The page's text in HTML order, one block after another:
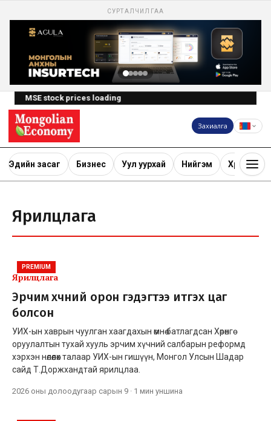
СУРТАЛЧИЛГАА
MSE stock prices loading
Захиалга
Эдийн засаг Бизнес Уул уурхай Нийгэм Хөрөнгө
Ярилцлага
PREMIUM
Ярилцлага
Эрчим хүчний орон гэдэгтээ итгэх цаг
болсон
УИХ-ын хаврын чуулган хаагдахын өмнө батлагдсан Хөрөнгө
оруулалтын тухай хууль эрчим хүчний салбарын реформд
хэрхэн нөлөөлөх талаар УИХ-ын гишүүн, Монгол Улсын Шадар
сайд Т.Доржхандтай ярилцлаа.
2026 оны долоодугаар сарын 9 · 1 мин уншина